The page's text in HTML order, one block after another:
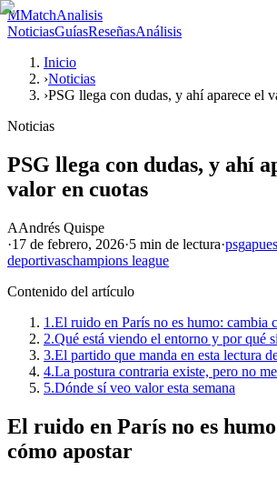
MMatchAnalisis
NoticiasGuíasReseñasAnálisis
Inicio
›Noticias
›PSG llega con dudas, y ahí aparece el
Noticias
PSG llega con dudas, y ahí
valor en cuotas
AAndrés Quispe
·17 de febrero, 2026·5 min de lectura·psg
deportivaschampions league
Contenido del artículo
1.El ruido en París no es humo: cambia
2.Qué está viendo el entorno y por qué
3.El partido que manda en esta lectura
4.La postura contraria existe, pero no
5.Dónde sí veo valor esta semana
El ruido en París no es
cómo apostar